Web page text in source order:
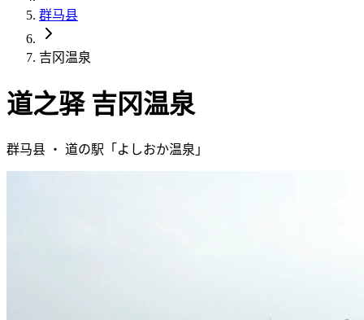
群马县
吉冈温泉
道之驿 吉冈温泉
群马县 ・ 道の駅「 よしおか温泉 」